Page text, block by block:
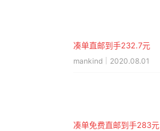
凑单直邮到手232.7元
mankind｜2020.08.01
凑单免费直邮到手283元